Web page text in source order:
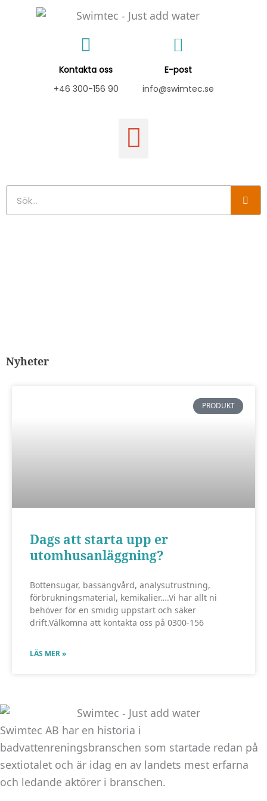
Kontakta oss
+46 300-156 90
E-post
info@swimtec.se
Nyheter
PRODUKT
Dags att starta upp er
utomhusanläggning?
Bottensugar, bassängvård, analysutrustning,
förbrukningsmaterial, kemikalier….Vi har allt ni
behöver för en smidig uppstart och säker
drift.Välkomna att kontakta oss på 0300-156
LÄS MER »
Swimtec AB har en historia i
badvattenreningsbranschen som startade redan på
sextiotalet och är idag en av landets mest erfarna
och ledande aktörer i branschen.
går inte att
behövs för
att hemsidan
över huvud
fungera.
För att vi ska
uppbyggnad,
baserat på
hur
hemsidan